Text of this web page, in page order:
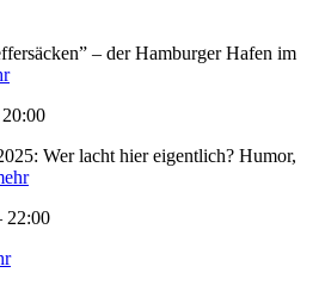
– der Hamburger Hafen im
Wer lacht hier eigentlich? Humor,
22:00